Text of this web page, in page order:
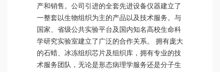
产和销售。公司引进的全套先进设备仪器建立了
一整套以生物组织为主的产品以及技术服务。与
国家、省级公共实验平台及国内知名高校生命科
学研究实验室建立了广泛的合作关系。 拥有庞大
的石蜡、冰冻组织芯片及组织库，拥有专业的技
术服务团队，无论是形态病理学服务还是分子生